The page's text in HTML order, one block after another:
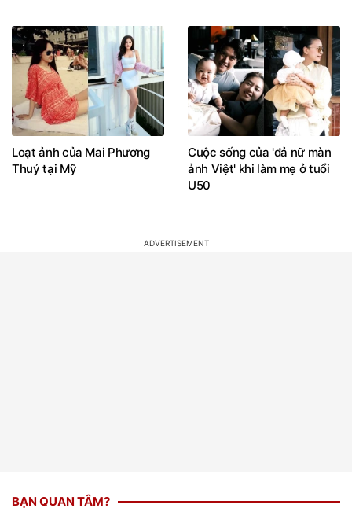
Loạt ảnh của Mai Phương
Thuý tại Mỹ
Cuộc sống của 'đả nữ màn
ảnh Việt' khi làm mẹ ở tuổi
U50
BẠN QUAN TÂM?